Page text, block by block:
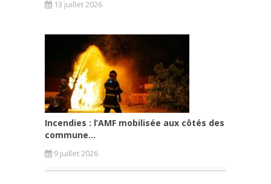
13 juillet 2026
Incendies : l’AMF mobilisée aux côtés des
commune...
9 juillet 2026